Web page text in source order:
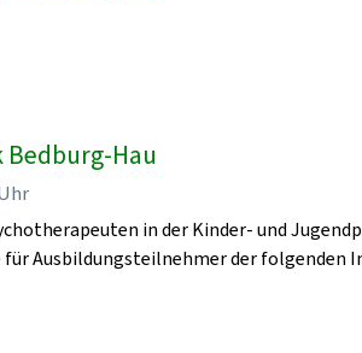
Bedburg-Hau
in der Kinder- und
Ausbildungsteilnehmer der folgenden